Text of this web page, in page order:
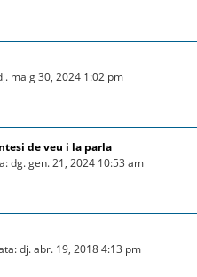
maig 30, 2024 1:02 pm
de veu i la parla
dg. gen. 21, 2024 10:53 am
dj. abr. 19, 2018 4:13 pm